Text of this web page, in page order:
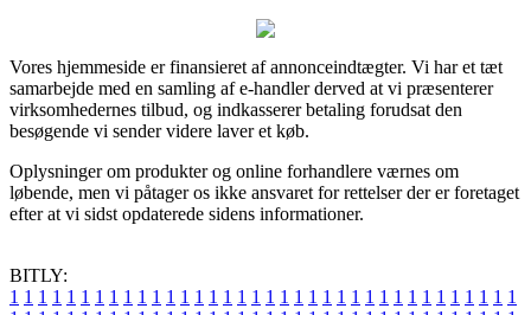
Vores hjemmeside er finansieret af annonceindtægter. Vi har et tæt
samarbejde med en samling af e-handler derved at vi præsenterer
virksomhedernes tilbud, og indkasserer betaling forudsat den
besøgende vi sender videre laver et køb.
Oplysninger om produkter og online forhandlere værnes om
løbende, men vi påtager os ikke ansvaret for rettelser der er foretaget
efter at vi sidst opdaterede sidens informationer.
BITLY:
1 1 1 1 1 1 1 1 1 1 1 1 1 1 1 1 1 1 1 1 1 1 1 1 1 1 1 1 1 1 1 1 1 1 1 1